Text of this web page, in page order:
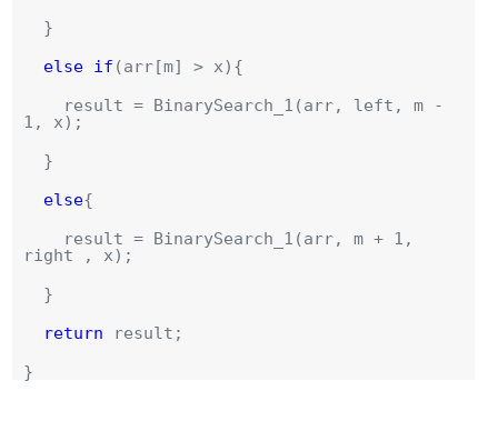
}
else if(arr[m] > x){
result = BinarySearch_1(arr, left, m -
1, x);
}
else
result = BinarySearch_1(arr, m + 1,
right , x);
}
returnresult;